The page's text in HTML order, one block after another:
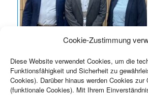
Cookie-Zustimmung
Diese Website verwendet Cookies, um die
Funktionsfähigkeit und Sicherheit zu
Cookies). Darüber hinaus werden Cookies zur
(funktionale Cookies). Mit Ihrem